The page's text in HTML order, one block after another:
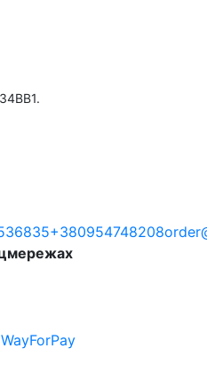
+380954748208
WayForPay